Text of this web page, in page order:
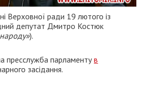
Верховної ради 19 лютого із
депутат Дмитро Костюк
).
пресслужба парламентув
засідання.